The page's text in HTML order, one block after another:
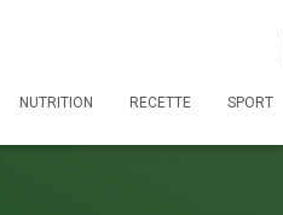
NUTRITION RECETTE SPORT